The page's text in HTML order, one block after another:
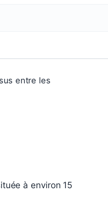
entre les
à environ 15